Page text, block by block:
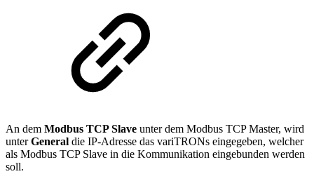
An dem Modbus TCP Slave unter dem Modbus TCP Master, wird
unterGeneral die IP-Adresse das variTRONs eingegeben, welcher
als Modbus TCP Slave in die Kommunikation eingebunden werden
soll.